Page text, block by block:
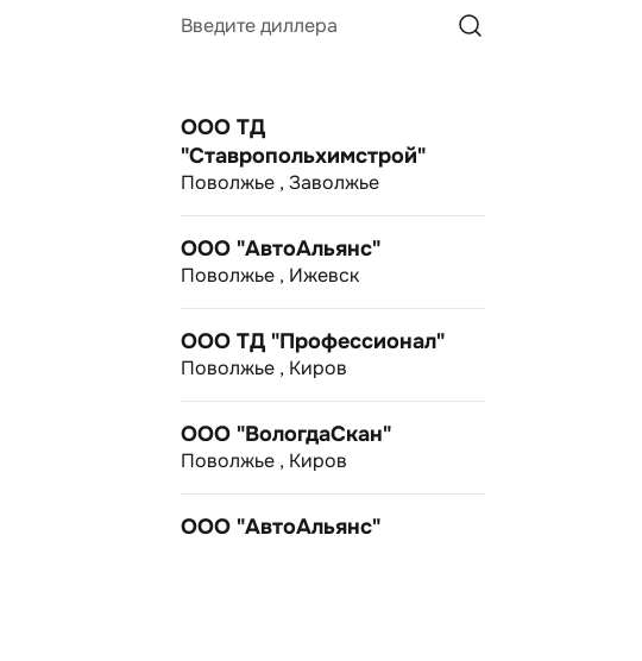
Введите диллера
ООО ТД
"Ставропольхимстрой"
Поволжье , Заволжье
ООО "АвтоАльянс"
Поволжье , Ижевск
ООО ТД "Профессионал"
Поволжье , Киров
ООО "ВологдаСкан"
Поволжье , Киров
ООО "АвтоАльянс"